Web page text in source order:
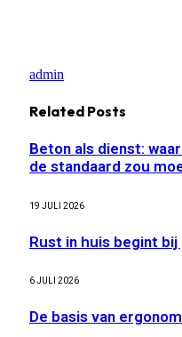
admin
Related Posts
Beton als dienst:
de standaard zou
19 JULI 2026
Rust in huis begint
6 JULI 2026
De basis van